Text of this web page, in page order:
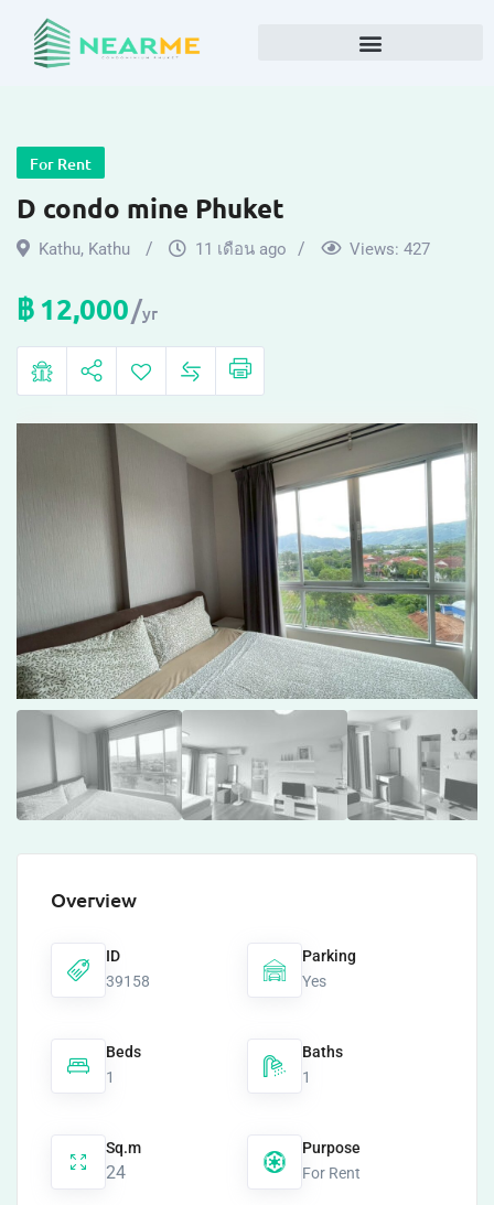
For Rent
D condo mine Phuket
Kathu, Kathu 11 เดือน ago Views: 427
฿ 12,000 yr
Overview
ID
39158
Parking
Yes
Beds
1
Baths
1
Sq.m
24
Purpose
For Rent